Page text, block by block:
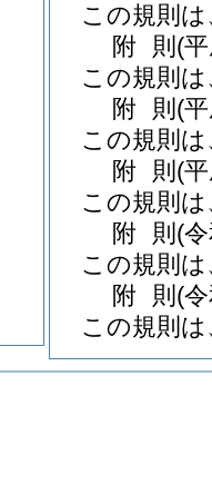
この規則
附 則 (
この規則
附 則 (
この規則
附 則 (
この規則
附 則 (
この規則
附 則 (
この規則